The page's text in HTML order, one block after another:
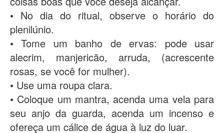
• No dia do ritual, observe o horário do
plenilúnio.
• Tome um banho de ervas: pode usar
alecrim, manjericão, arruda, (acrescente
rosas, se você for mulher).
• Use uma roupa clara.
• Coloque um mantra, acenda uma vela para
seu anjo da guarda, acenda um incenso e
ofereça um cálice de água à luz do luar.